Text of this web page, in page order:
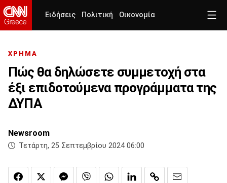
Ειδήσεις Πολιτική Οικονομία
ΧΡΗΜΑ
Πώς θα δηλώσετε συμμετοχή στα
έξι επιδοτούμενα προγράμματα της
ΔΥΠΑ
Newsroom
Τετάρτη, 25 Σεπτεμβρίου 2024 06:00